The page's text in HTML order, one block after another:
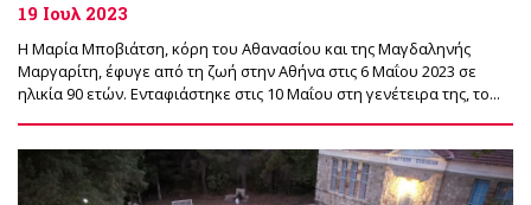
19 Ιουλ 2023
Η Μαρία Μποβιάτση, κόρη του Αθανασίου και της Μαγδαληνής
Μαργαρίτη, έφυγε από τη ζωή στην Αθήνα στις 6 Μαΐου 2023 σε
ηλικία 90 ετών. Ενταφιάστηκε στις 10 Μαΐου στη γενέτειρα της, το...